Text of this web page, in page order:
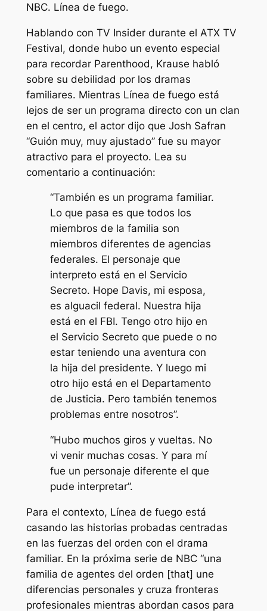
NBC. Línea de fuego.
Hablando con TV Insider durante el ATX TV
Festival, donde hubo un evento especial
para recordar Parenthood, Krause habló
sobre su debilidad por los dramas
familiares. Mientras Línea de fuego está
lejos de ser un programa directo con un clan
en el centro, el actor dijo que Josh Safran
“Guión muy, muy ajustado”fue su mayor
atractivo para el proyecto. Lea su
comentario a continuación:
“También es un programa familiar.
Lo que pasa es que todos los
miembros de la familia son
miembros diferentes de agencias
federales. El personaje que
interpreto está en el Servicio
Secreto. Hope Davis, mi esposa,
es alguacil federal. Nuestra hija
está en el FBI. Tengo otro hijo en
el Servicio Secreto que puede o no
estar teniendo una aventura con
la hija del presidente. Y luego mi
otro hijo está en el Departamento
de Justicia. Pero también tenemos
problemas entre nosotros”.
“Hubo muchos giros y vueltas. No
vi venir muchas cosas. Y para mí
fue un personaje diferente el que
pude interpretar”.
Para el contexto, Línea de fuegoestá
casando las historias probadas centradas
en las fuerzas del orden con el drama
familiar. En la próxima serie de NBC “una
familia de agentes del orden [that] une
diferencias personales y cruza fronteras
profesionales mientras abordan casos para